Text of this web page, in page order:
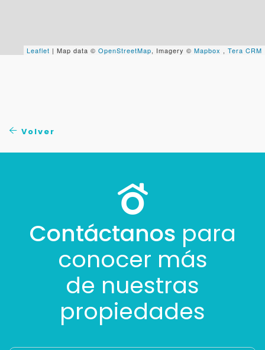
Leaflet | Map data © OpenStreetMap, Imagery © Mapbox , Tera CRM
Volver
Contáctanos para
conocer más
de nuestras
propiedades